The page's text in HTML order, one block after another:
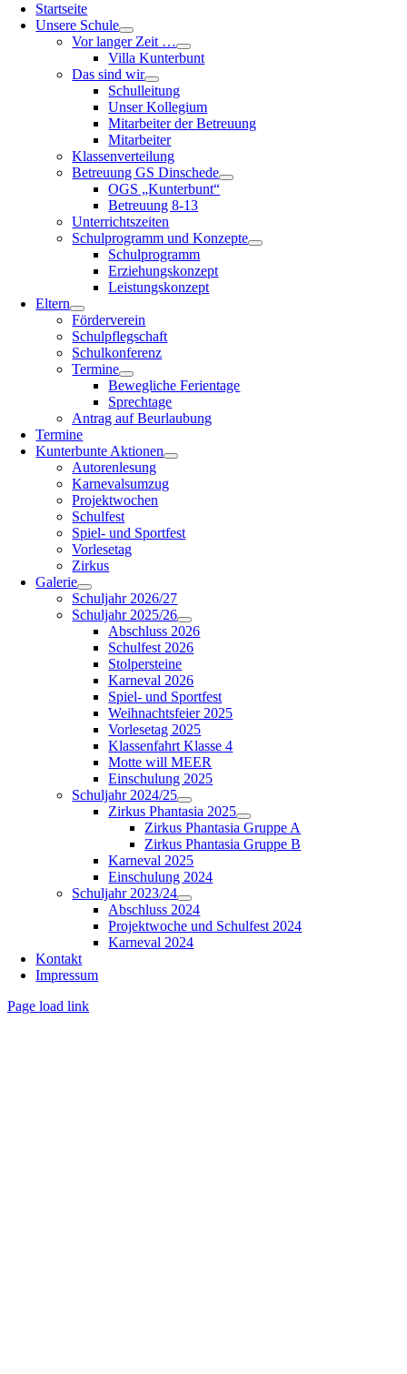
Startseite
Unsere Schule
Vor langer Zeit …
Villa Kunterbunt
Das sind wir
Schulleitung
Unser Kollegium
Mitarbeiter der Betreuung
Mitarbeiter
Klassenverteilung
Betreuung GS Dinschede
OGS „Kunterbunt“
Betreuung 8-13
Unterrichtszeiten
Schulprogramm und Konzepte
Schulprogramm
Erziehungskonzept
Leistungskonzept
Eltern
Förderverein
Schulpflegschaft
Schulkonferenz
Termine
Bewegliche Ferientage
Sprechtage
Antrag auf Beurlaubung
Termine
Kunterbunte Aktionen
Autorenlesung
Karnevalsumzug
Projektwochen
Schulfest
Spiel- und Sportfest
Vorlesetag
Zirkus
Galerie
Schuljahr 2026/27
Schuljahr 2025/26
Abschluss 2026
Schulfest 2026
Stolpersteine
Karneval 2026
Spiel- und Sportfest
Weihnachtsfeier 2025
Vorlesetag 2025
Klassenfahrt Klasse 4
Motte will MEER
Einschulung 2025
Schuljahr 2024/25
Zirkus Phantasia 2025
Zirkus Phantasia Gruppe A
Zirkus Phantasia Gruppe B
Karneval 2025
Einschulung 2024
Schuljahr 2023/24
Abschluss 2024
Projektwoche und Schulfest 2024
Karneval 2024
Kontakt
Impressum
Page load link